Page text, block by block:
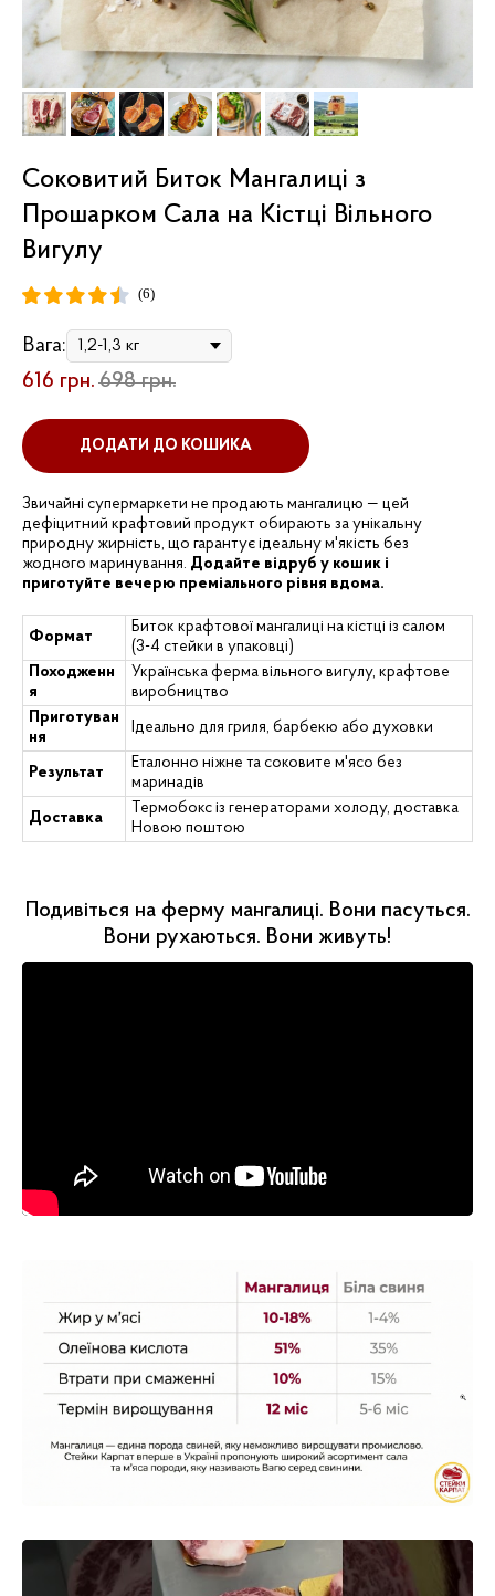
Соковитий Биток Мангалиці з
Прошарком Сала на Кістці Вільного
Вигулу
(6)
Вага:
616 грн. 698 грн.
ДОДАТИ ДО КОШИКА
Звичайні супермаркети не продають мангалицю — цей
дефіцитний крафтовий продукт обирають за унікальну
природну жирність, що гарантує ідеальну м'якість без
жодного маринування. Додайте відруб у кошик і
приготуйте вечерю преміального рівня вдома.
Формат
Биток крафтової мангалиці на кістці із салом
(3-4 стейки в упаковці)
Походженн
я
Українська ферма вільного вигулу, крафтове
виробництво
Приготуван
ня
Ідеально для гриля, барбекю або духовки
Результат
Еталонно ніжне та соковите м'ясо без
маринадів
Доставка
Термобокс із генераторами холоду, доставка
Новою поштою
Подивіться на ферму мангалиці. Вони пасуться.
Вони рухаються. Вони живуть!